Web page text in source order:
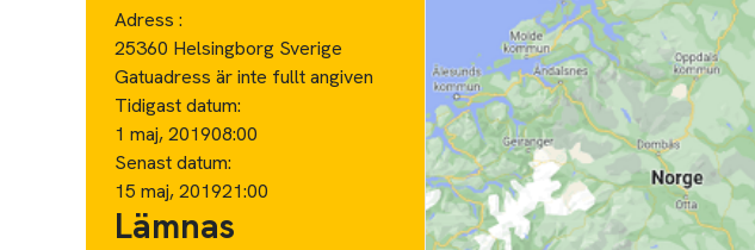
Adress :
25360 Helsingborg Sverige
Gatuadress är inte fullt angiven
Tidigast datum:
1 maj, 201908:00
Senast datum:
15 maj, 201921:00
Lämnas